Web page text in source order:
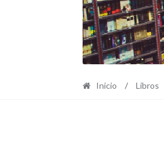
Inicio / Libros